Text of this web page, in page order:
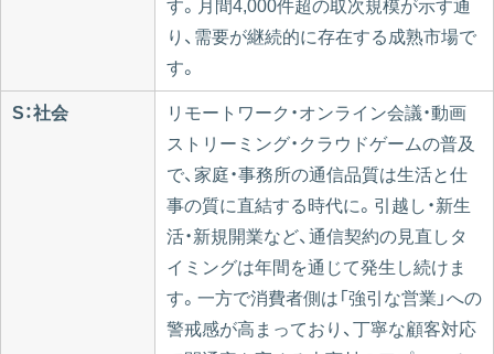
す。月間4,000件超の取次規模が示す通
り、需要が継続的に存在する成熟市場で
す。
S：社会
リモートワーク・オンライン会議・動画
ストリーミング・クラウドゲームの普及
で、家庭・事務所の通信品質は生活と仕
事の質に直結する時代に。引越し・新生
活・新規開業など、通信契約の見直しタ
イミングは年間を通じて発生し続けま
す。一方で消費者側は「強引な営業」への
警戒感が高まっており、丁寧な顧客対応